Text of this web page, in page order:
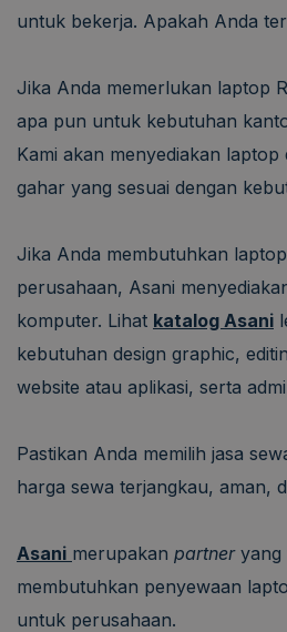
untuk bekerja. Apakah Anda
Jika Anda memerlukan laptop
apa pun untuk kebutuhan
Kami akan menyediakan laptop
gahar yang sesuai dengan
Jika Anda membutuhkan
perusahaan, Asani
komputer. Lihat katalog Asani
kebutuhan design graphic,
website atau aplikasi, serta
Pastikan Anda memilih jasa
harga sewa terjangkau, aman,
Asani merupakan partneryang
membutuhkan penyewaan
untuk perusahaan.